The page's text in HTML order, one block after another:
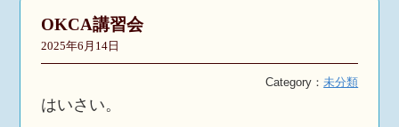
OKCA講習会
2025年6月14日
Category：未分類
はいさい。